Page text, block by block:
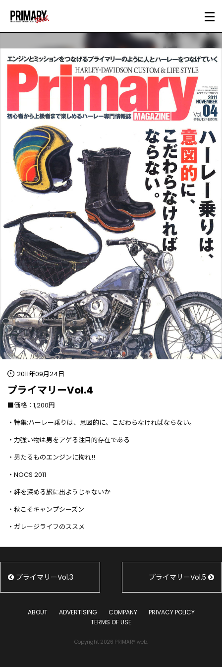
2011年09月24日
プライマリーVol.4
■価格：1,200円
・特集:ハーレー乗りは、意図的に、こだわらなければならない。
・力強い物は男をアゲる注目的存在である
・男たるものエンジンに拘れ!!
・NOCS 2011
・絆を深める旅に出ようじゃないか
・秋こそキャンプシーズン
・ガレージライフのススメ
プライマリーVol.3 プライマリーVol.5
ABOUT ADVERTISING COMPANY
PRIVACY POLICY
TERMS OF USE
Copyright 2026 PRIMARY web.